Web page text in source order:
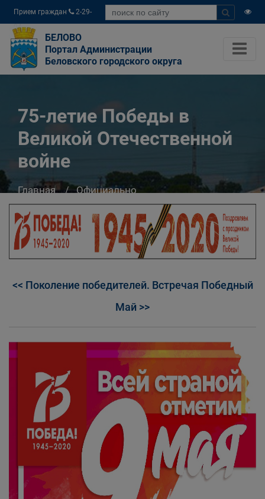
Прием граждан
2-29-
04
БЕЛОВО
Портал Администрации
Беловского городского округа
75-летие Победы в
Великой Отечественной
войне
Главная
Официально
75-летие Победы в Великой Отечественной
войне
<< Поколение победителей. Встречая Победный
Май >>